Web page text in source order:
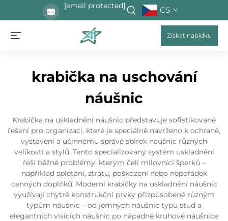
[email protected] CS
Získat nabídku
krabička na uschování
náušnic
Krabička na uskladnění náušnic představuje sofistikované
řešení pro organizaci, které je speciálně navrženo k ochraně,
vystavení a účinnému správě sbírek náušnic různých
velikostí a stylů. Tento specializovaný systém uskladnění
řeší běžné problémy, kterým čelí milovníci šperků –
například splétání, ztrátu, poškození nebo nepořádek
cenných doplňků. Moderní krabičky na uskladnění náušnic
využívají chytré konstrukční prvky přizpůsobené různým
typům náušnic – od jemných náušnic typu stud a
elegantních visících náušnic po nápadné kruhové náušnice